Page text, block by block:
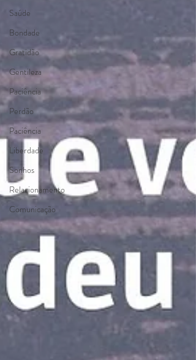
Saúde
Bondade
Gratidão
Gentileza
Paciência
Perdão
Paciência
Liberdade
Sonhos
Relacionamento
Comunicação